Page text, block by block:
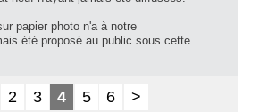
papier photo n'a à notre
été proposé au public sous cette
2 3 4 5 6 >